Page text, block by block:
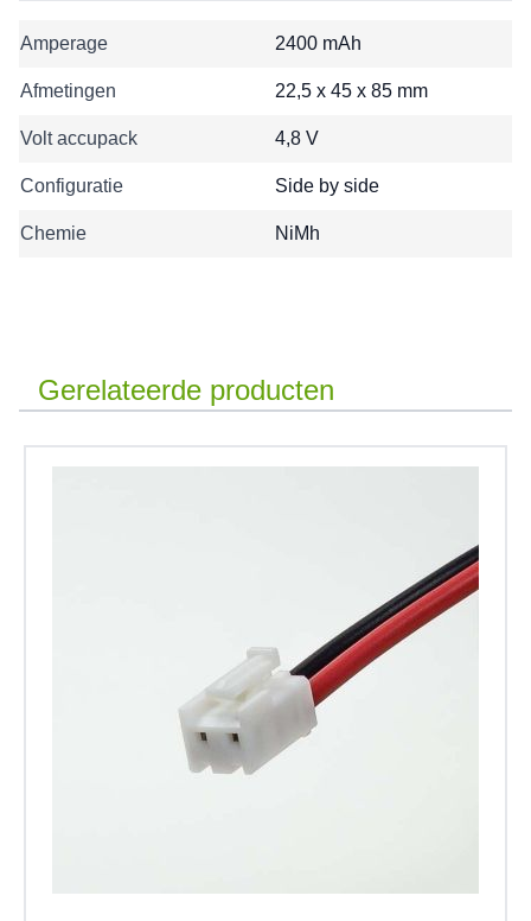
Amperage 2400 mAh
Afmetingen 22,5 x 45 x 85 mm
Volt accupack 4,8 V
Configuratie Side by side
Chemie NiMh
Gerelateerde producten